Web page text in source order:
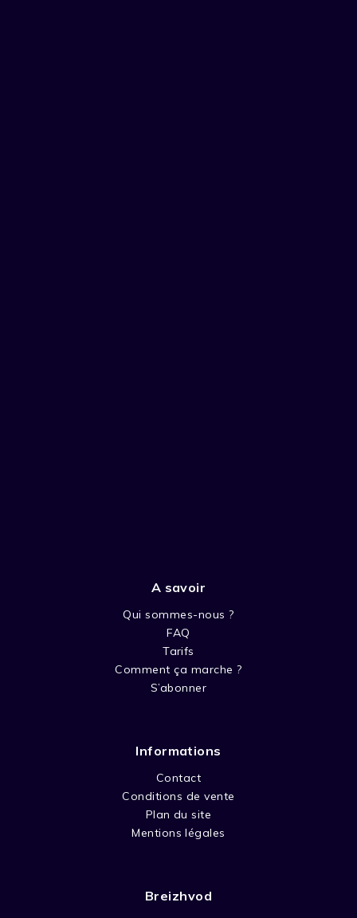
A savoir
Qui sommes-nous ?
FAQ
Tarifs
Comment ça marche ?
S’abonner
Informations
Contact
Conditions de vente
Plan du site
Mentions légales
Breizhvod